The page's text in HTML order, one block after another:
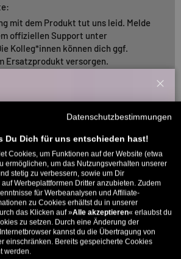
mit dem Produkt tut uns leid. Melde
offiziellen Support unter
Kolleg*innen können dich ggf.
Ersatzprodukt versorgen.
Comeback 📼
Toy Machine feiert Comeback 📼
für VHS-Liebhaber
direkt per Mail zugeschickt.
deine erste Bestellung. Aufgepasst: Du
nur 1x wählen! 🤫
9% ab €100 11% ab €150 🔥
Datenschutzbestimmungen
Du Dich für uns entschieden hast!
Cookies, um Funktionen auf der Website (etwa
ermöglichen, um das Nutzungsverhalten unserer
stetig zu verbessern, sowie um Dir
Werbeplattformen Dritter anzubieten. Zudem
für Werbeanalysen und Affiliate-
zu Cookies erhältst du in unserer
das Klicken auf »Alle akzeptieren« erlaubst du
zu setzen. Durch eine Änderung der
kannst du die Übertragung von
einschränken. Bereits gespeicherte Cookies
werden.